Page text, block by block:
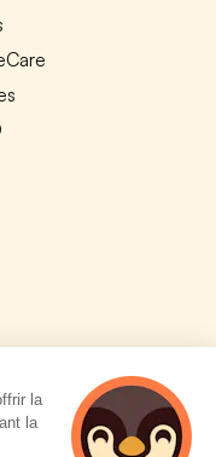
réservés.
la
la